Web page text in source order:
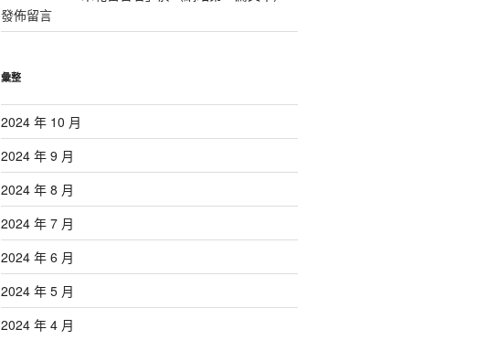
發佈留言
彙整
2024 年 10 月
2024 年 9 月
2024 年 8 月
2024 年 7 月
2024 年 6 月
2024 年 5 月
2024 年 4 月